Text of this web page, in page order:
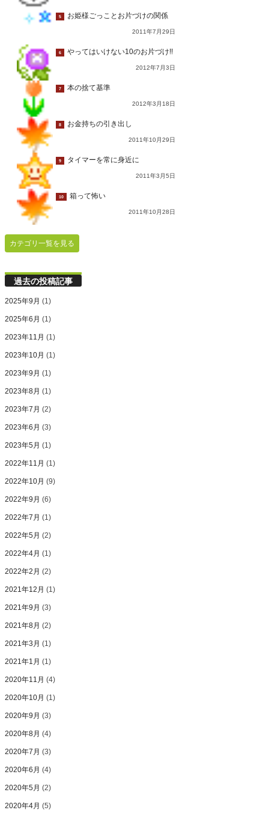
5 お姫様ごっことお片づけの関係
2011年7月29日
6 やってはいけない10のお片づけ!!
2012年7月3日
7 本の捨て基準
2012年3月18日
8 お金持ちの引き出し
2011年10月29日
9 タイマーを常に身近に
2011年3月5日
10 箱って怖い
2011年10月28日
カテゴリ一覧を見る
過去の投稿記事
2025年9月 (1)
2025年6月 (1)
2023年11月 (1)
2023年10月 (1)
2023年9月 (1)
2023年8月 (1)
2023年7月 (2)
2023年6月 (3)
2023年5月 (1)
2022年11月 (1)
2022年10月 (9)
2022年9月 (6)
2022年7月 (1)
2022年5月 (2)
2022年4月 (1)
2022年2月 (2)
2021年12月 (1)
2021年9月 (3)
2021年8月 (2)
2021年3月 (1)
2021年1月 (1)
2020年11月 (4)
2020年10月 (1)
2020年9月 (3)
2020年8月 (4)
2020年7月 (3)
2020年6月 (4)
2020年5月 (2)
2020年4月 (5)